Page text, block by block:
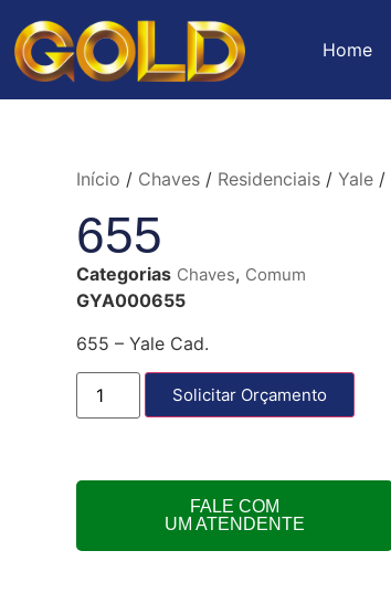
Home
Início / Chaves/ Residenciais/ Yale/
655
Categorias Chaves, Comum
GYA000655
655 – Yale Cad.
Solicitar Orçamento
FALE COM
UM ATENDENTE